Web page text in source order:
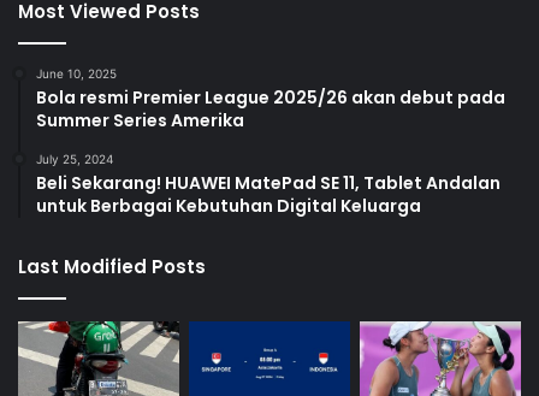
Most Viewed Posts
June 10, 2025
Bola resmi Premier League 2025/26 akan debut pada
Summer Series Amerika
July 25, 2024
Beli Sekarang! HUAWEI MatePad SE 11, Tablet Andalan
untuk Berbagai Kebutuhan Digital Keluarga
Last Modified Posts